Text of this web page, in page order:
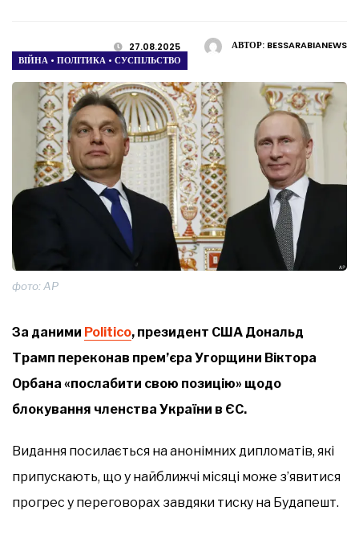
АВТОР: BESSARABIANEWS
27.08.2025
ВІЙНА • ПОЛІТИКА • СУСПІЛЬСТВО
фото: АР
За даними Politico, президент США Дональд
Трамп переконав прем’єра Угорщини Віктора
Орбана «послабити свою позицію» щодо
блокування членства України в ЄС.
Видання посилається на анонімних дипломатів, які
припускають, що у найближчі місяці може з’явитися
прогрес у переговорах завдяки тиску на Будапешт.